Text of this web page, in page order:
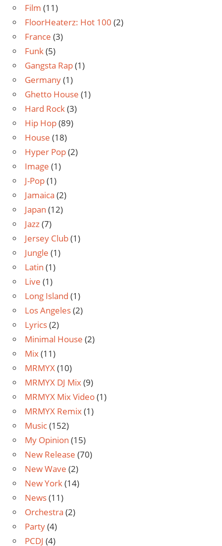
Film (11)
FloorHeaterz: Hot 100 (2)
France (3)
Funk(5)
Gangsta Rap(1)
Germany(1)
Ghetto House (1)
Hard Rock(3)
Hip Hop(89)
House (18)
Hyper Pop(2)
Image (1)
J-Pop(1)
Jamaica (2)
Japan (12)
Jazz(7)
Jersey Club(1)
Jungle (1)
Latin (1)
Live (1)
Long Island (1)
Los Angeles(2)
Lyrics(2)
Minimal House (2)
Mix(11)
MRMYX(10)
MRMYX DJ Mix(9)
MRMYX Mix Video(1)
MRMYX Remix(1)
Music(152)
My Opinion (15)
New Release (70)
New Wave (2)
New York(14)
News(11)
Orchestra (2)
Party(4)
PCDJ (4)